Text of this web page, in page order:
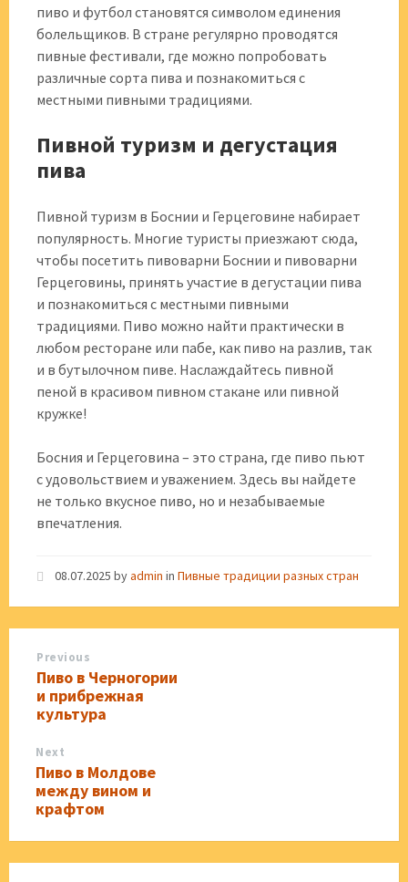
пиво и футбол становятся символом единения
болельщиков. В стране регулярно проводятся
пивные фестивали, где можно попробовать
различные сорта пива и познакомиться с
местными пивными традициями.
Пивной туризм и дегустация
пива
Пивной туризм в Боснии и Герцеговине набирает
популярность. Многие туристы приезжают сюда,
чтобы посетить пивоварни Боснии и пивоварни
Герцеговины, принять участие в дегустации пива
и познакомиться с местными пивными
традициями. Пиво можно найти практически в
любом ресторане или пабе, как пиво на разлив, так
и в бутылочном пиве. Наслаждайтесь пивной
пеной в красивом пивном стакане или пивной
кружке!
Босния и Герцеговина – это страна, где пиво пьют
с удовольствием и уважением. Здесь вы найдете
не только вкусное пиво, но и незабываемые
впечатления.
08.07.2025 byadmin in Пивные традиции разных стран
Previous
Пиво в Черногории
и прибрежная
культура
Next
Пиво в Молдове
между вином и
крафтом